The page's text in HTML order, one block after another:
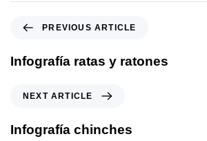
PREVIOUS ARTICLE
Infografía ratas y ratones
NEXT ARTICLE
Infografía chinches